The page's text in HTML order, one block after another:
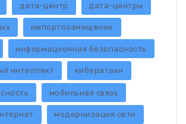
дата-центр дата-центры
импортозамещение
информационная безопасность
интеллект кибератаки
мобильная связь
модернизация сети